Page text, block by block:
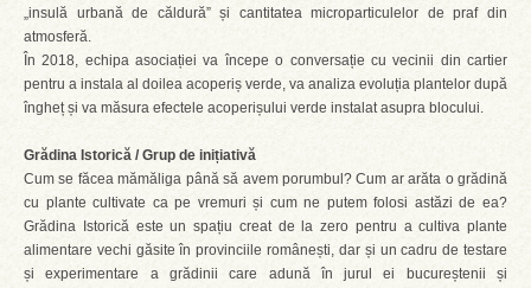
„insulă urbană de căldură” și cantitatea microparticulelor de praf din
atmosferă.
În 2018, echipa asociației va începe o conversație cu vecinii din cartier
pentru a instala al doilea acoperiș verde, va analiza evoluția plantelor după
îngheț și va măsura efectele acoperișului verde instalat asupra blocului.
Grădina Istorică / Grup de inițiativă
Cum se făcea mămăliga până să avem porumbul? Cum ar arăta o grădină
cu plante cultivate ca pe vremuri și cum ne putem folosi astăzi de ea?
Grădina Istorică este un spațiu creat de la zero pentru a cultiva plante
alimentare vechi găsite în provinciile românești, dar și un cadru de testare
și experimentare a grădinii care adună în jurul ei bucureștenii și